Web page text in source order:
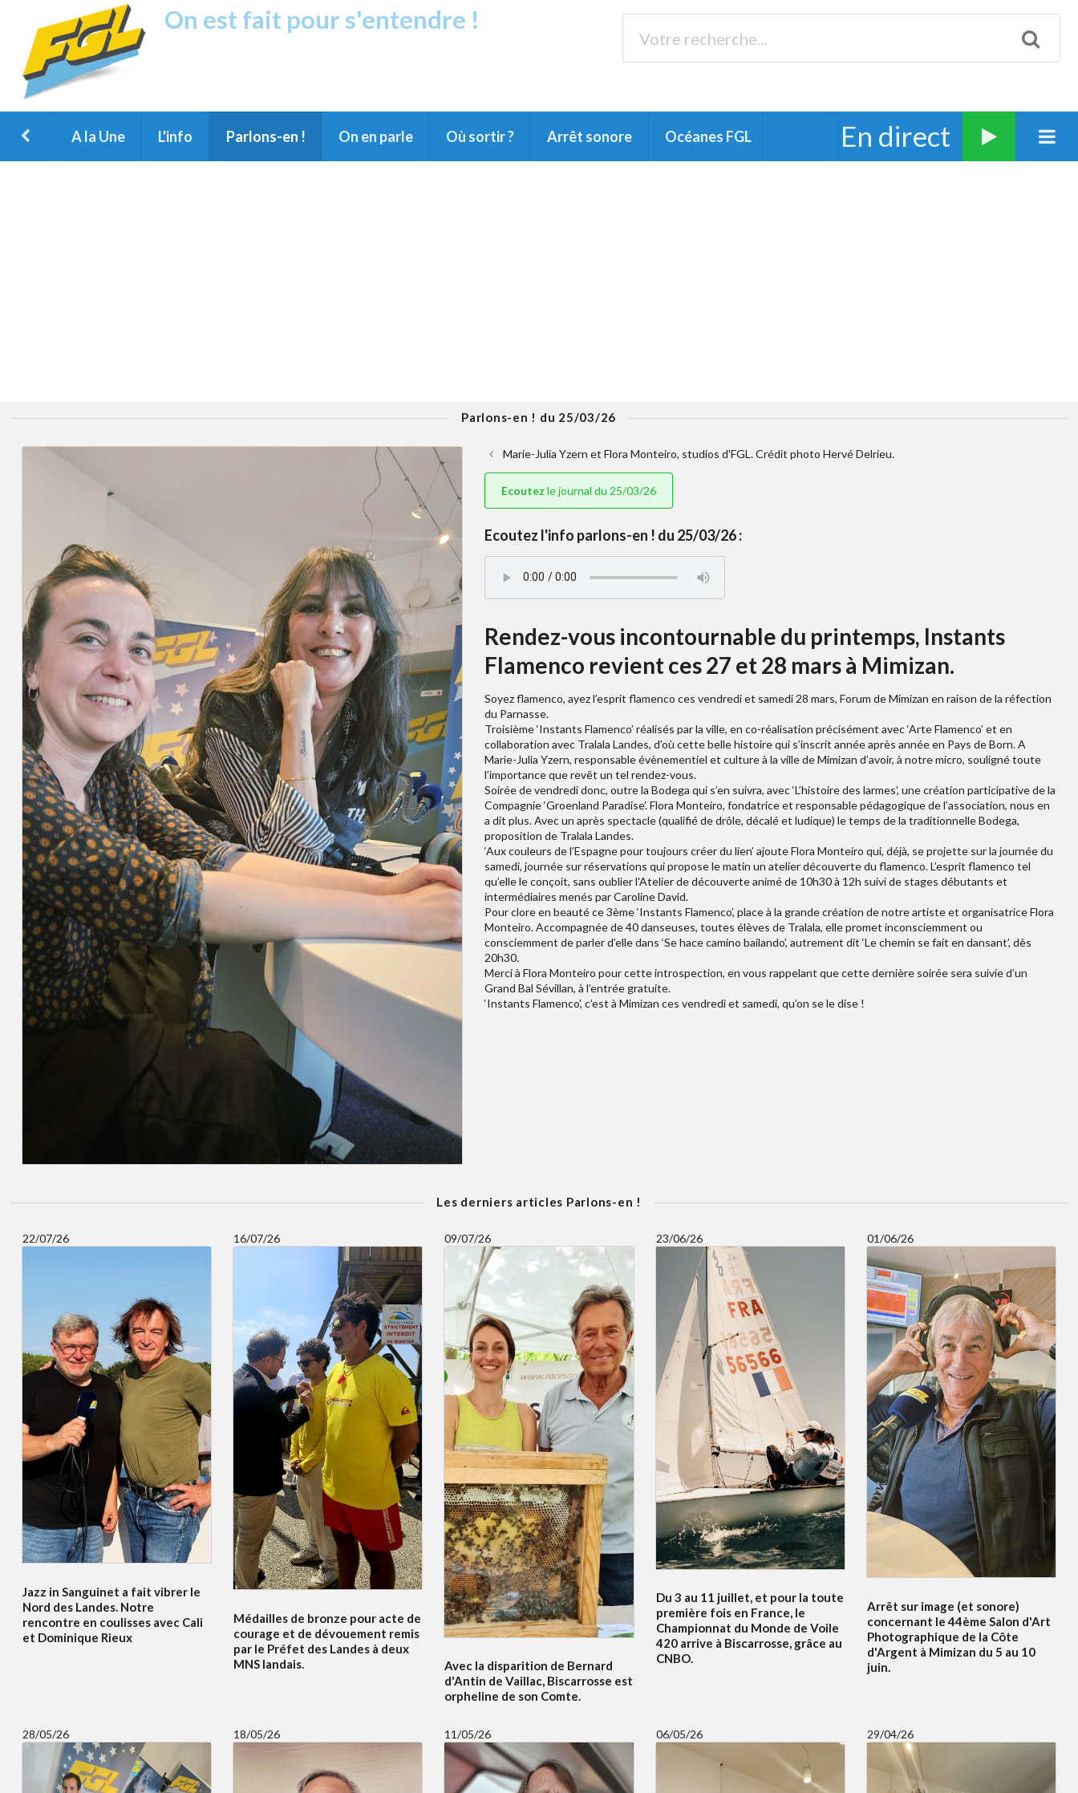
On est fait pour s'entendre !
A la Une L'info Parlons-en ! On en parle Où sortir ? Arrêt sonore Océanes FGL En direct
Parlons-en ! du 25/03/26
Marie-Julia Yzern et Flora Monteiro, studios d'FGL. Crédit photo Hervé Delrieu.
Ecoutez le journal du 25/03/26
Ecoutez l'info parlons-en ! du 25/03/26 :
Rendez-vous incontournable du printemps, Instants
Flamenco revient ces 27 et 28 mars à Mimizan.
Soyez flamenco, ayez l’esprit flamenco ces vendredi et samedi 28 mars, Forum de Mimizan en raison de la réfection
du Parnasse.
Troisième ‘Instants Flamenco’ réalisés par la ville, en co-réalisation précisément avec ‘Arte Flamenco’ et en
collaboration avec Tralala Landes, d’où cette belle histoire qui s’inscrit année après année en Pays de Born. A
Marie-Julia Yzern, responsable évènementiel et culture à la ville de Mimizan d’avoir, à notre micro, souligné toute
l’importance que revêt un tel rendez-vous.
Soirée de vendredi donc, outre la Bodega qui s’en suivra, avec ‘L’histoire des larmes’, une création participative de la
Compagnie ‘Groenland Paradise’. Flora Monteiro, fondatrice et responsable pédagogique de l’association, nous en
a dit plus. Avec un après spectacle (qualifié de drôle, décalé et ludique) le temps de la traditionnelle Bodega,
proposition de Tralala Landes.
‘Aux couleurs de l’Espagne pour toujours créer du lien’ ajoute Flora Monteiro qui, déjà, se projette sur la journée du
samedi, journée sur réservations qui propose le matin un atelier découverte du flamenco. L’esprit flamenco tel
qu’elle le conçoit, sans oublier l'Atelier de découverte animé de 10h30 à 12h suivi de stages débutants et
intermédiaires menés par Caroline David.
Pour clore en beauté ce 3ème ‘Instants Flamenco’, place à la grande création de notre artiste et organisatrice Flora
Monteiro. Accompagnée de 40 danseuses, toutes élèves de Tralala, elle promet inconsciemment ou
consciemment de parler d’elle dans ‘Se hace camino bailando’, autrement dit ‘Le chemin se fait en dansant’, dès
20h30.
Merci à Flora Monteiro pour cette introspection, en vous rappelant que cette dernière soirée sera suivie d’un
Grand Bal Sévillan, à l’entrée gratuite.
‘Instants Flamenco’, c’est à Mimizan ces vendredi et samedi, qu’on se le dise !
Les derniers articles Parlons-en !
22/07/26
Jazz in Sanguinet a fait vibrer le
Nord des Landes. Notre
rencontre en coulisses avec Cali
et Dominique Rieux
16/07/26
Médailles de bronze pour acte de
courage et de dévouement remis
par le Préfet des Landes à deux
MNS landais.
09/07/26
Avec la disparition de Bernard
d'Antin de Vaillac, Biscarrosse est
orpheline de son Comte.
23/06/26
Du 3 au 11 juillet, et pour la toute
première fois en France, le
Championnat du Monde de Voile
420 arrive à Biscarrosse, grâce au
CNBO.
01/06/26
Arrêt sur image (et sonore)
concernant le 44ème Salon d'Art
Photographique de la Côte
d'Argent à Mimizan du 5 au 10
juin.
28/05/26 18/05/26 11/05/26 06/05/26 29/04/26